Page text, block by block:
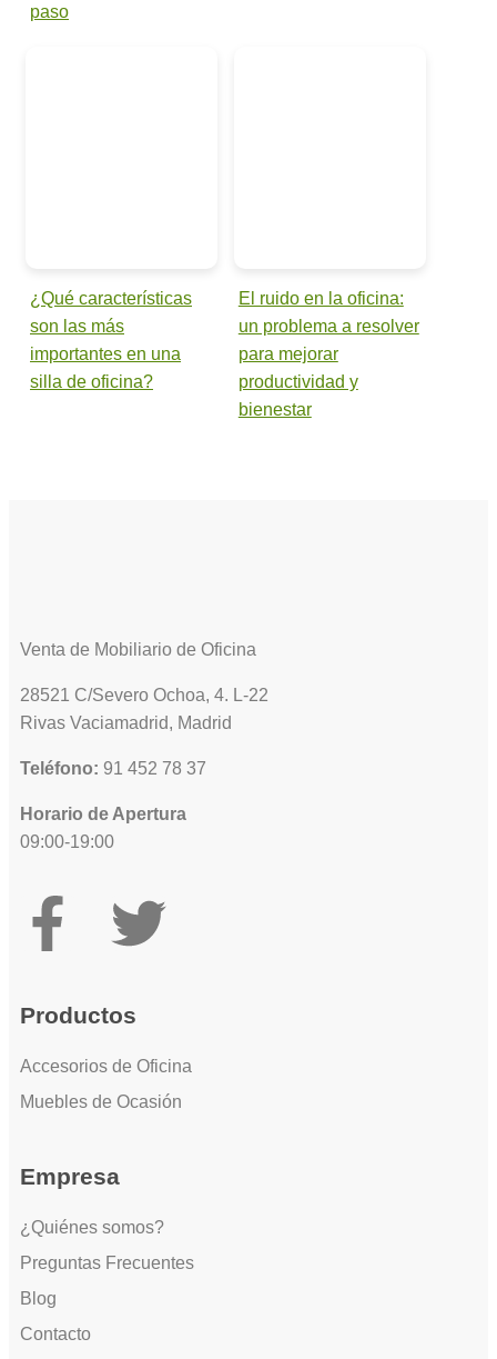
paso
¿Qué características
son las más
importantes en una
silla de oficina?
El ruido en la oficina:
un problema a resolver
para mejorar
productividad y
bienestar
Venta de Mobiliario de Oficina
28521 C/Severo Ochoa, 4. L-22
Rivas Vaciamadrid, Madrid
Teléfono: 91 452 78 37
Horario de Apertura
09:00-19:00
Productos
Accesorios de Oficina
Muebles de Ocasión
Empresa
¿Quiénes somos?
Preguntas Frecuentes
Blog
Contacto